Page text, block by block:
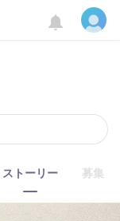
ストーリー 募集